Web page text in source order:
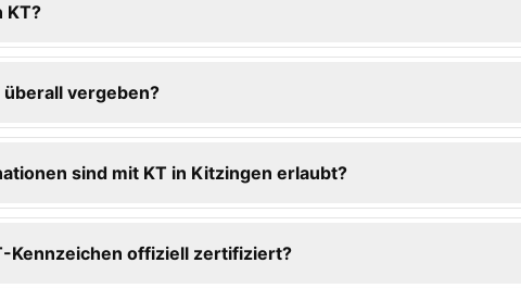
KT?
vergeben?
sind mit KT in Kitzingen erlaubt?
Kennzeichen offiziell zertifiziert?